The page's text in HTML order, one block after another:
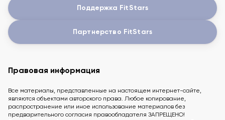
Поддержка FitStars
Партнерство FitStars
Правовая информация
Все материалы, представленные на настоящем интернет-сайте,
являются объектами авторского права. Любое копирование,
распространение или иное использование материалов без
предварительного согласия правообладателя ЗАПРЕЩЕНО!